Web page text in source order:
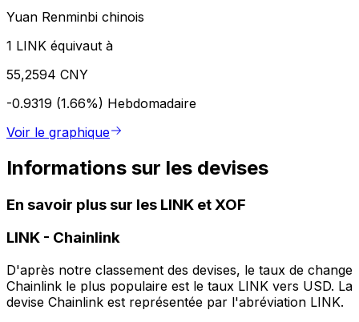
Yuan Renminbi chinois
1 LINK équivaut à
55,2594 CNY
-0.9319 (1.66%) Hebdomadaire
Voir le graphique
Informations sur les devises
En savoir plus sur les LINK et XOF
LINK - Chainlink
D'après notre classement des devises, le taux de change
Chainlink le plus populaire est le taux LINK vers USD. La
devise Chainlink est représentée par l'abréviation LINK.